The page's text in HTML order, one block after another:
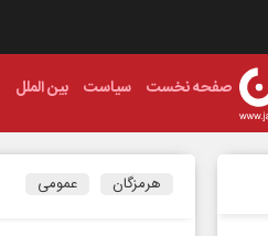
صفحه نخست سیاست بین الملل
هرمزگان عمومی